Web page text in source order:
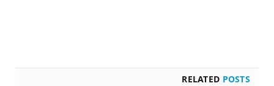
RELATED POSTS